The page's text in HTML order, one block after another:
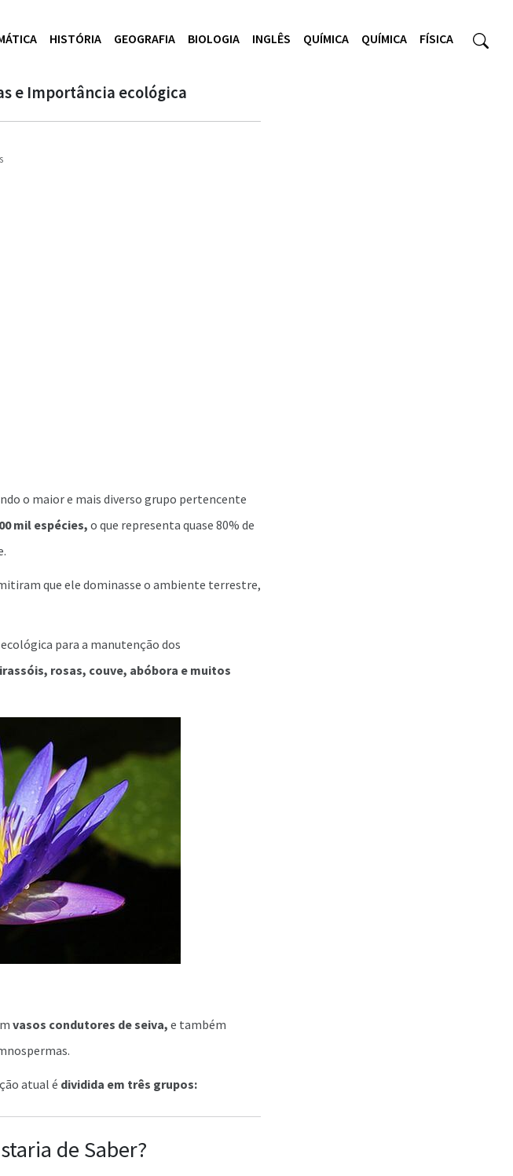
HISTÓRIA GEOGRAFIA BIOLOGIA INGLÊS QUÍMICA QUÍMICA FÍSICA
e Importância ecológica
o maior e mais diverso grupo pertencente
mil espécies, o que representa quase 80% de
que ele dominasse o ambiente terrestre,
para a manutenção dos
rosas, couve, abóbora e muitos
vasos condutores de seiva, e também
atual é dividida em três grupos:
de Saber?